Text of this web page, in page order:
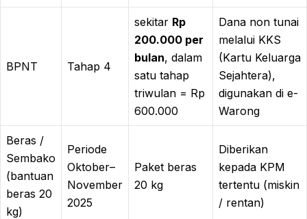
BPNT Tahap 4
sekitar Rp
200.000 per
bulan, dalam
satu tahap
triwulan = Rp
600.000
Dana non tunai
melalui KKS
(Kartu Keluarga
Sejahtera),
digunakan di e-
Warong
Beras /
Sembako
(bantuan
beras 20
kg)
Periode
Oktober–
November
2025
Paket beras
20 kg
Diberikan
kepada KPM
tertentu (miskin
/ rentan)